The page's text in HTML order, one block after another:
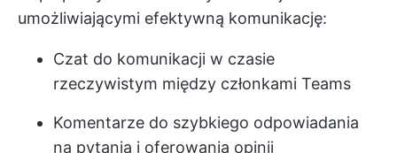
umożliwiającymi efektywną komunikację:
Czat do komunikacji w czasie
rzeczywistym między członkami Teams
Komentarze do szybkiego odpowiadania
na pytania i oferowania opinii